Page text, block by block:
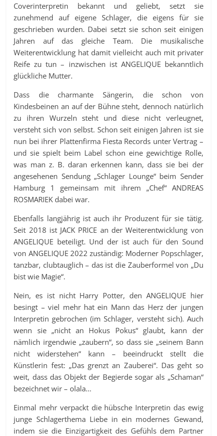
Coverinterpretin bekannt und geliebt, setzt sie
zunehmend auf eigene Schlager, die eigens für sie
geschrieben wurden. Dabei setzt sie schon seit einigen
Jahren auf das gleiche Team. Die musikalische
Weiterentwicklung hat damit vielleicht auch mit privater
Reife zu tun – inzwischen ist ANGELIQUE bekanntlich
glückliche Mutter.
Dass die charmante Sängerin, die schon von
Kindesbeinen an auf der Bühne steht, dennoch natürlich
zu ihren Wurzeln steht und diese nicht verleugnet,
versteht sich von selbst. Schon seit einigen Jahren ist sie
nun bei ihrer Plattenfirma Fiesta Records unter Vertrag –
und sie spielt beim Label schon eine gewichtige Rolle,
was man z. B. daran erkennen kann, dass sie bei der
angesehenen Sendung „Schlager Lounge“ beim Sender
Hamburg 1 gemeinsam mit ihrem „Chef“ ANDREAS
ROSMARIEK dabei war.
Ebenfalls langjährig ist auch ihr Produzent für sie tätig.
Seit 2018 ist JACK PRICE an der Weiterentwicklung von
ANGELIQUE beteiligt. Und der ist auch für den Sound
von ANGELIQUE 2022 zuständig: Moderner Popschlager,
tanzbar, clubtauglich – das ist die Zauberformel von „Du
bist wie Magie“.
Nein, es ist nicht Harry Potter, den ANGELIQUE hier
besingt – viel mehr hat ein Mann das Herz der jungen
Interpretin gebrochen (im Schlager, versteht sich). Auch
wenn sie „nicht an Hokus Pokus“ glaubt, kann der
nämlich irgendwie „zaubern“, so dass sie „seinem Bann
nicht widerstehen“ kann – beeindruckt stellt die
Künstlerin fest: „Das grenzt an Zauberei“. Das geht so
weit, dass das Objekt der Begierde sogar als „Schaman“
bezeichnet wir – olala…
Einmal mehr verpackt die hübsche Interpretin das ewig
junge Schlagerthema Liebe in ein modernes Gewand,
indem sie die Einzigartigkeit des Gefühls dem Partner